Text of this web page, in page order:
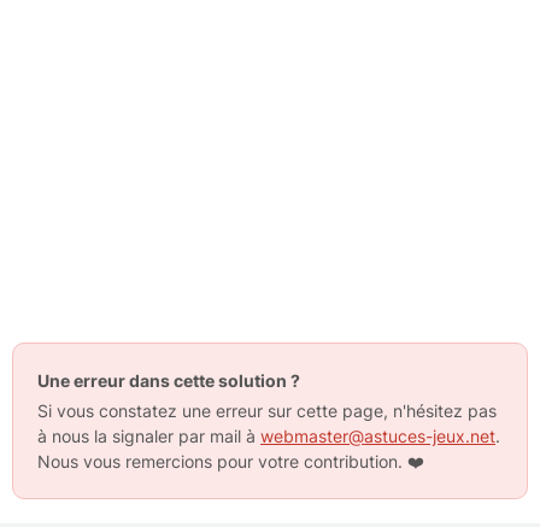
Une erreur dans cette solution ?
Si vous constatez une erreur sur cette page, n'hésitez pas
à nous la signaler par mail à webmaster@astuces-jeux.net.
Nous vous remercions pour votre contribution. ❤️